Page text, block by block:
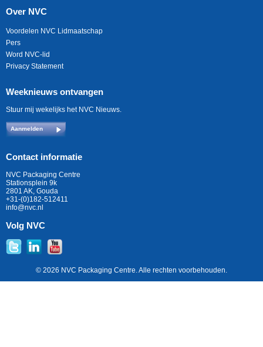
Over NVC
Voordelen NVC Lidmaatschap
Pers
Word NVC-lid
Privacy Statement
Weeknieuws ontvangen
Stuur mij wekelijks het NVC Nieuws.
Aanmelden
Contact informatie
NVC Packaging Centre
Stationsplein 9k
2801 AK, Gouda
+31-(0)182-512411
info@nvc.nl
Volg NVC
© 2026 NVC Packaging Centre. Alle rechten voorbehouden.